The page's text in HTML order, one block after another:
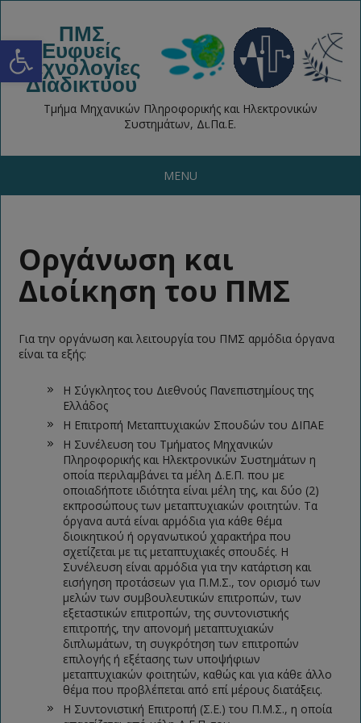
Open toolbar ΠΜΣ
Ευφυείς
Τεχνολογίες
Διαδικτύου
Τμήμα Μηχανικών Πληροφορικής και Ηλεκτρονικών
Συστημάτων, Δι.Πα.Ε.
MENU
Οργάνωση και
Διοίκηση του ΠΜΣ
Για την οργάνωση και λειτουργία του ΠΜΣ αρμόδια όργανα
είναι τα εξής:
Η Σύγκλητος του Διεθνούς Πανεπιστημίους της
Ελλάδος
Η Επιτροπή Μεταπτυχιακών Σπουδών του ΔΙΠΑΕ
Η Συνέλευση του Τμήματος Μηχανικών
Πληροφορικής και Ηλεκτρονικών Συστημάτων η
οποία περιλαμβάνει τα μέλη Δ.Ε.Π. που με
οποιαδήποτε ιδιότητα είναι μέλη της, και δύο (2)
εκπροσώπους των μεταπτυχιακών φοιτητών. Τα
όργανα αυτά είναι αρμόδια για κάθε θέμα
διοικητικού ή οργανωτικού χαρακτήρα που
σχετίζεται με τις μεταπτυχιακές σπουδές. Η
Συνέλευση είναι αρμόδια για την κατάρτιση και
εισήγηση προτάσεων για Π.Μ.Σ., τον ορισμό των
μελών των συμβουλευτικών επιτροπών, των
εξεταστικών επιτροπών, της συντονιστικής
επιτροπής, την απονομή μεταπτυχιακών
διπλωμάτων, τη συγκρότηση των επιτροπών
επιλογής ή εξέτασης των υποψήφιων
μεταπτυχιακών φοιτητών, καθώς και για κάθε άλλο
θέμα που προβλέπεται από επί μέρους διατάξεις.
Η Συντονιστική Επιτροπή (Σ.Ε.) του Π.Μ.Σ., η οποία